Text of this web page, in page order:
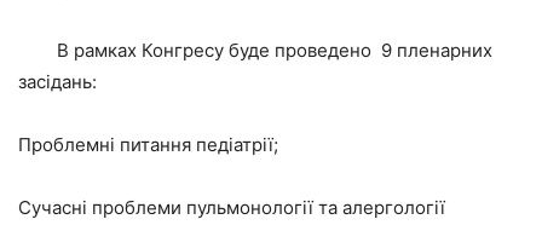
В рамках Конгресу буде проведено 9 пленарних
засідань:
Проблемні питання педіатрії;
Сучасні проблеми пульмонології та алергології